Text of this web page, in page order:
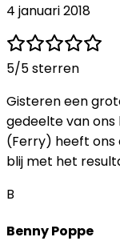
4 januari 2018
5/5 sterren
Gisteren een
gedeelte van ons
(Ferry) heeft ons
blij met het
B
Benny Poppe